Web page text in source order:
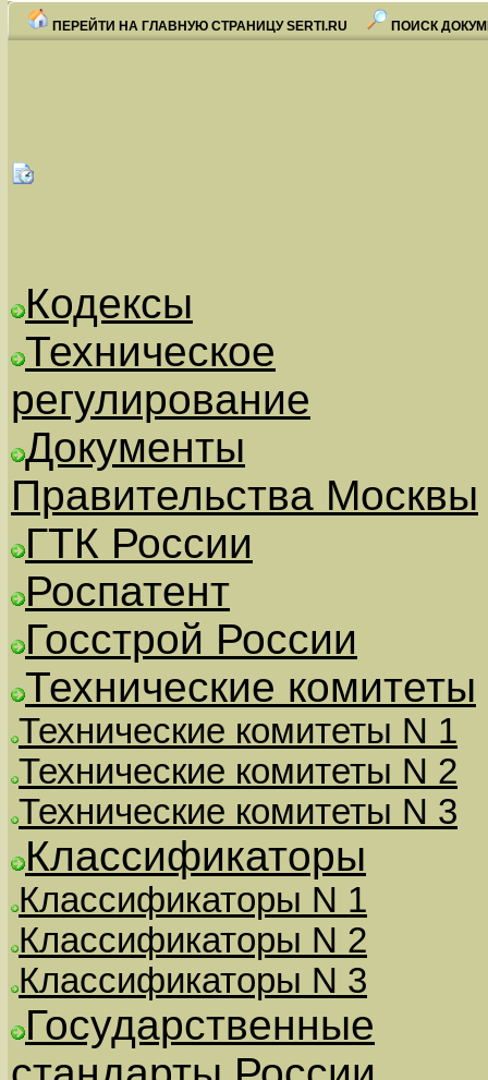
ПЕРЕЙТИ НА ГЛАВНУЮ СТРАНИЦУ SERTI.RU ПОИСК
Кодексы
Техническое
регулирование
Документы
Правительства Москвы
ГТК России
Роспатент
Госстрой России
Технические комитеты
Технические комитеты N 1
Технические комитеты N 2
Технические комитеты N 3
Классификаторы
Классификаторы N 1
Классификаторы N 2
Классификаторы N 3
Государственные